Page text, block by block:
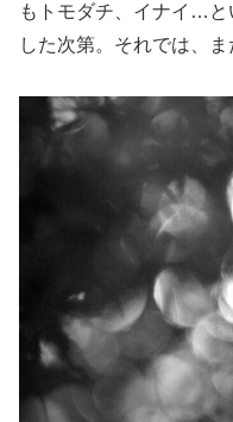
もトモダチ、イナイ…
した次第。それでは、ま